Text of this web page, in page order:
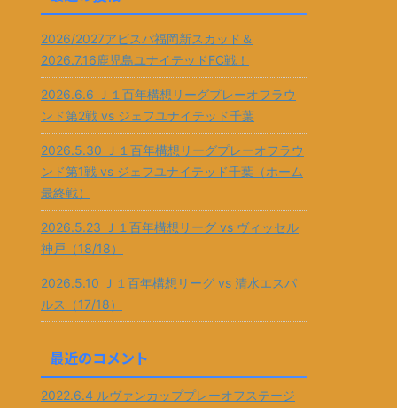
2026/2027アビスパ福岡新スカッド＆
2026.7.16鹿児島ユナイテッドFC戦！
2026.6.6 Ｊ１百年構想リーグプレーオフラウ
ンド第2戦 vs ジェフユナイテッド千葉
2026.5.30 Ｊ１百年構想リーグプレーオフラウ
ンド第1戦 vs ジェフユナイテッド千葉（ホーム
最終戦）
2026.5.23 Ｊ１百年構想リーグ vs ヴィッセル
神戸（18/18）
2026.5.10 Ｊ１百年構想リーグ vs 清水エスパ
ルス（17/18）
最近のコメント
2022.6.4 ルヴァンカッププレーオフステージ